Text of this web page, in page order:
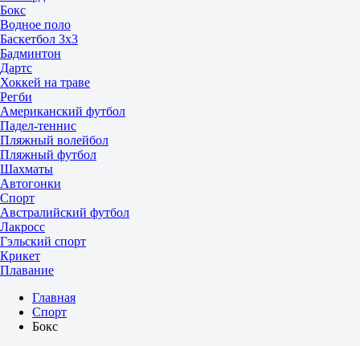
Бокс
Водное поло
Баскетбол 3x3
Бадминтон
Дартс
Хоккей на траве
Регби
Американский футбол
Падел-теннис
Пляжный волейбол
Пляжный футбол
Шахматы
Автогонки
Спорт
Австралийский футбол
Лакросс
Гэльский спорт
Крикет
Плавание
Главная
Спорт
Бокс